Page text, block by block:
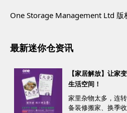
One Storage Management Ltd
最新迷你仓资讯
【家居解放】让家
生活空间！
家里杂物太多，连
备装修搬家、换季